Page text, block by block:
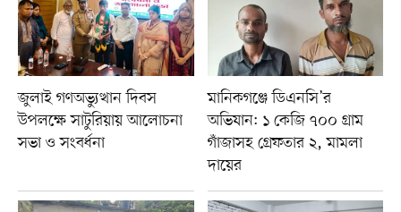
জুলাই গণঅভ্যুত্থান দিবস
উপলক্ষে সাটুরিয়ায় আলোচনা
সভা ও সংবর্ধনা
মানিকগঞ্জে ডিএনসি’র
অভিযান: ১ কেজি ৭০০ গ্রাম
গাঁজাসহ গ্রেফতার ২, মামলা
দায়ের